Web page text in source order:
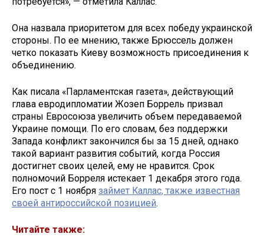
Она назвала приоритетом для всех победу украинской
стороны. По ее мнению, также Брюссель должен
четко показать Киеву возможность присоединения к
объединению.
Как писала «Парламентская газета», действующий
глава евродипломатии Жозеп Боррель призвал
страны Евросоюза увеличить объем передаваемой
Украине помощи. По его словам, без поддержки
Запада конфликт закончился бы за 15 дней, однако
такой вариант развития событий, когда Россия
достигнет своих целей, ему не нравится. Срок
полномочий Борреля истекает 1 декабря этого года.
Его пост с 1 ноября займет Каллас, также известная
своей антироссийской позицией.
Читайте также: